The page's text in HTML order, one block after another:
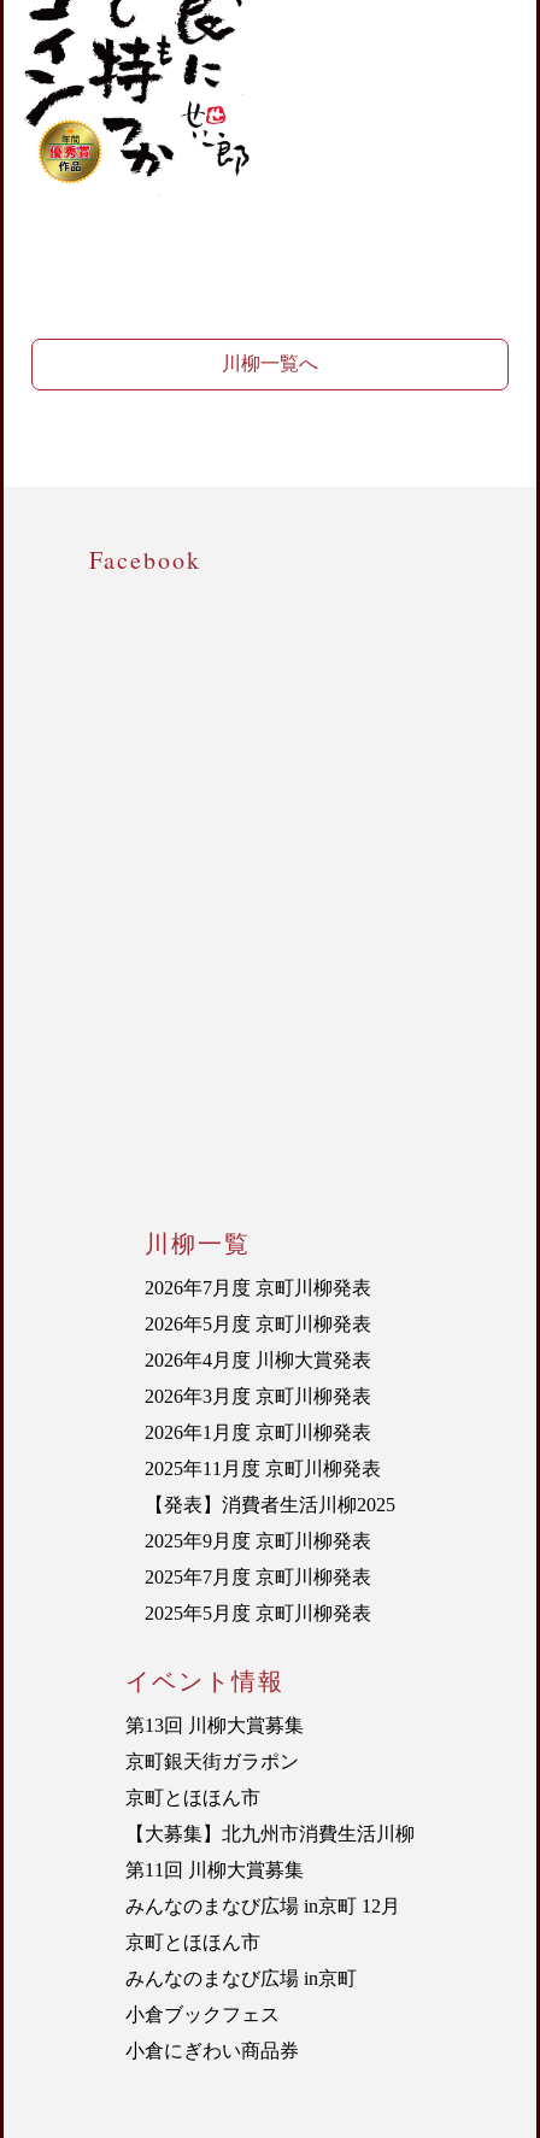
川柳一覧へ
イベント情報
第13回 川柳大賞募集
京町銀天街ガラポン
京町とほほん市
【大募集】北九州市消費生活川柳
第11回 川柳大賞募集
みんなのまなび広場 in京町 12月
京町とほほん市
みんなのまなび広場 in京町
小倉ブックフェス
小倉にぎわい商品券
川柳一覧
2026年7月度 京町川柳発表
2026年5月度 京町川柳発表
2026年4月度 川柳大賞発表
2026年3月度 京町川柳発表
2026年1月度 京町川柳発表
2025年11月度 京町川柳発表
【発表】消費者生活川柳2025
2025年9月度 京町川柳発表
2025年7月度 京町川柳発表
2025年5月度 京町川柳発表
Facebook